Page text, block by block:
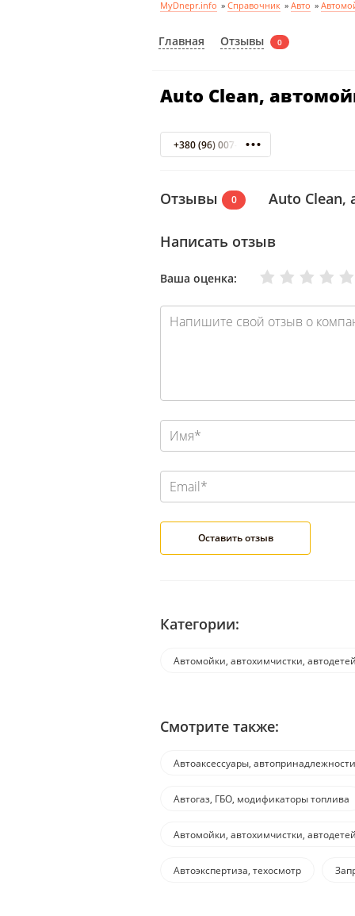
MyDnepr.info » Справочник » Авто »
Главная Отзывы 0
Auto Clean,
+380 (96) 007-90-14
Отзывы 0 Auto Clean,
Написать отзыв
Ваша оценка: Отлично
Хорошо
Нормально
Плохо
Очень плохо
Категории:
Автомойки, автохимчистки,
Смотрите также:
Автоаксессуары, автопринадлежности
Автогаз, ГБО, модификаторы топлива
Автомойки, автохимчистки,
Автоэкспертиза, техосмотр